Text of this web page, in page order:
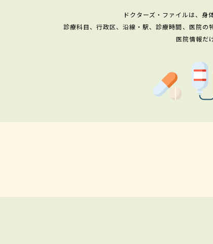
ドクターズ・ファイルは、身
診療科目、行政区、沿線・駅、診療時間、医院の
医院情報だ